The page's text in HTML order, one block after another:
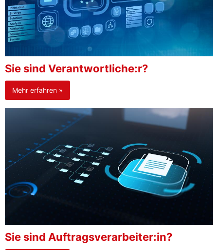
Sie sind Verantwortliche:r?
Mehr erfahren »
Sie sind Auftragsverarbeiter:in?